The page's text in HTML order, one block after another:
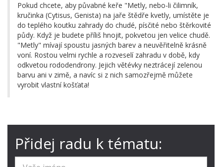
Pokud chcete, aby půvabné keře "Metly, nebo-li čilimník,
kručinka (Cytisus, Genista) na jaře štědře kvetly, umístěte je
do teplého koutku zahrady do chudé, písčité nebo štěrkovité
půdy. Když je budete příliš hnojit, pokvetou jen velice chudě.
"Metly" mívají spoustu jasných barev a neuvěřitelně krásně
voní. Rostou velmi rychle a rozveselí zahradu v době, kdy
odkvetou rododendrony. Jejich větévky neztrácejí zelenou
barvu ani v zimě, a navíc si z nich samozřejmě můžete
vyrobit vlastní košťata!
Přidej radu k tématu: